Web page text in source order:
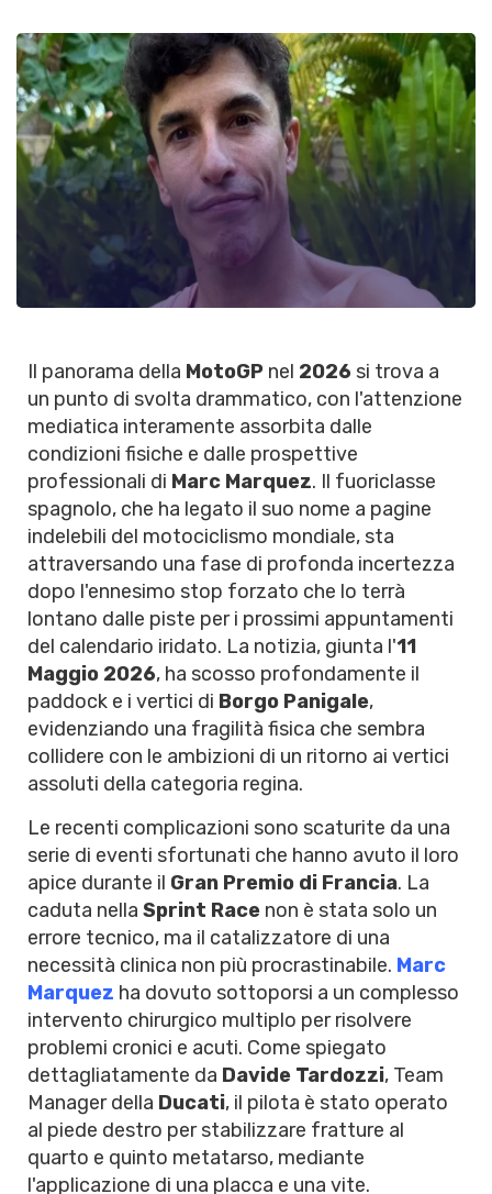
Il panorama della MotoGP nel 2026 si trova a
un punto di svolta drammatico, con l'attenzione
mediatica interamente assorbita dalle
condizioni fisiche e dalle prospettive
professionali di Marc Marquez. Il fuoriclasse
spagnolo, che ha legato il suo nome a pagine
indelebili del motociclismo mondiale, sta
attraversando una fase di profonda incertezza
dopo l'ennesimo stop forzato che lo terrà
lontano dalle piste per i prossimi appuntamenti
del calendario iridato. La notizia, giunta l'11
Maggio 2026, ha scosso profondamente il
paddock e i vertici di Borgo Panigale,
evidenziando una fragilità fisica che sembra
collidere con le ambizioni di un ritorno ai vertici
assoluti della categoria regina.
Le recenti complicazioni sono scaturite da una
serie di eventi sfortunati che hanno avuto il loro
apice durante il Gran Premio di Francia. La
caduta nella Sprint Race non è stata solo un
errore tecnico, ma il catalizzatore di una
necessità clinica non più procrastinabile. Marc
Marquez ha dovuto sottoporsi a un complesso
intervento chirurgico multiplo per risolvere
problemi cronici e acuti. Come spiegato
dettagliatamente da Davide Tardozzi, Team
Manager della Ducati, il pilota è stato operato
al piede destro per stabilizzare fratture al
quarto e quinto metatarso, mediante
l'applicazione di una placca e una vite.